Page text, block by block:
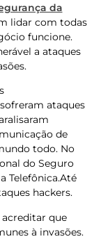
da
lidar com todas
funcione.
a ataques
ataques
de
todo. No
do Seguro
Telefônica.Até
hackers.
que
à invasões.